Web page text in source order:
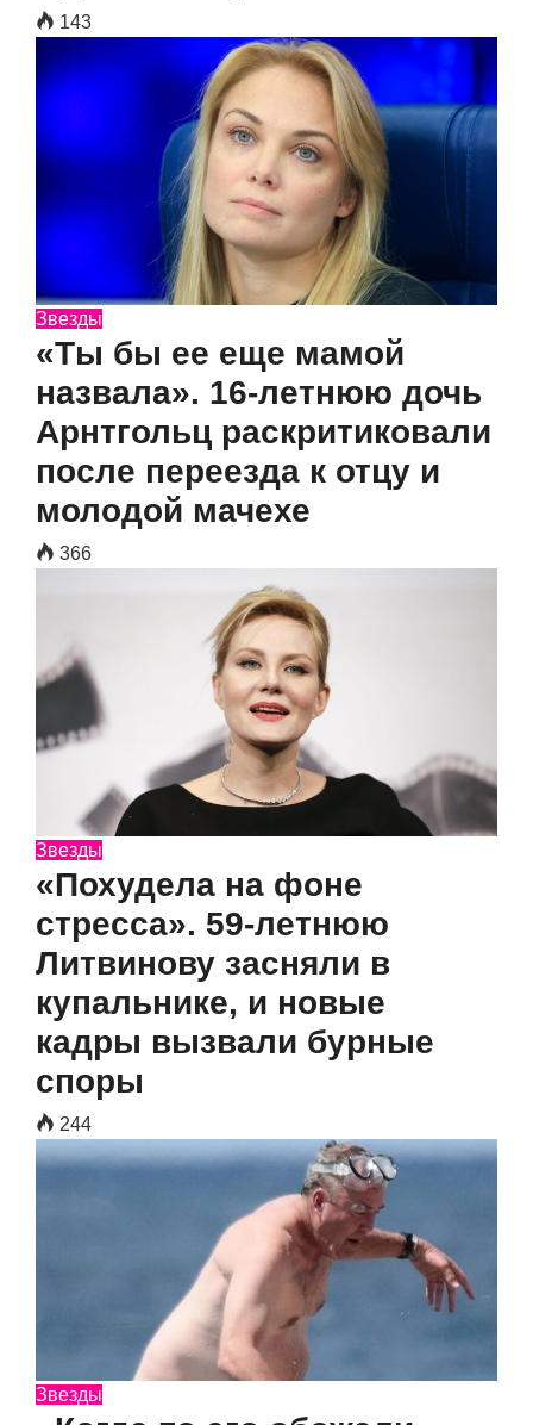
143
Звезды
«Ты бы ее еще мамой
назвала». 16-летнюю дочь
Арнтгольц раскритиковали
после переезда к отцу и
молодой мачехе
366
Звезды
«Похудела на фоне
стресса». 59-летнюю
Литвинову засняли в
купальнике, и новые
кадры вызвали бурные
споры
244
Звезды